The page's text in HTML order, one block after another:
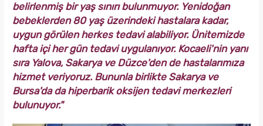
belirlenmiş bir yaş sınırı bulunmuyor. Yenidoğan
bebeklerden 80 yaş üzerindeki hastalara kadar,
uygun görülen herkes tedavi alabiliyor. Ünitemizde
hafta içi her gün tedavi uygulanıyor. Kocaeli'nin yanı
sıra Yalova, Sakarya ve Düzce'den de hastalarımıza
hizmet veriyoruz. Bununla birlikte Sakarya ve
Bursa'da da hiperbarik oksijen tedavi merkezleri
bulunuyor."